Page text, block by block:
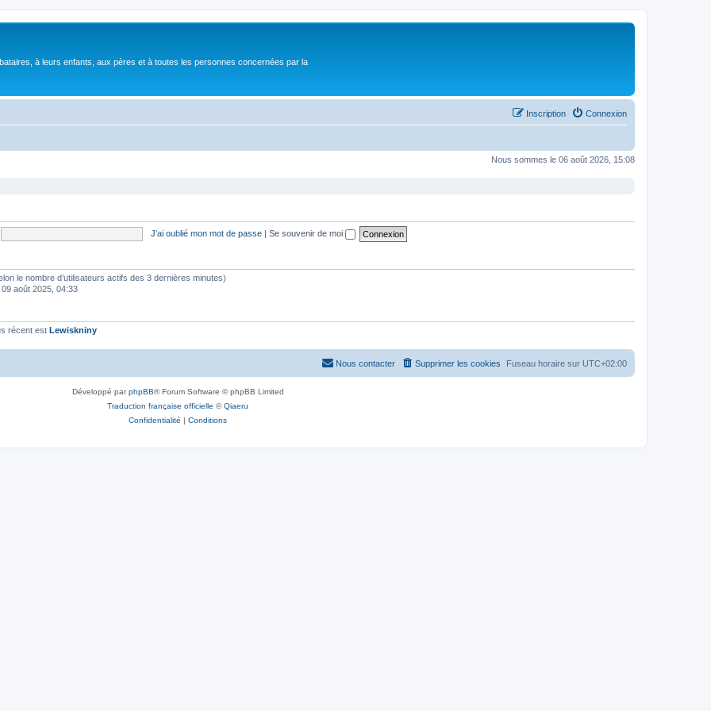
à leurs enfants, aux pères et à toutes les personnes concernées par la
Connexion
Inscription
Nous sommes le 06 août 2026, 15:08
J’ai oublié mon mot de passe | Se souvenir de moi
le nombre d’utilisateurs actifs des 3 dernières minutes)
09 août 2025, 04:33
récent est Lewiskniny
Fuseau horaire sur UTC+02:00
Supprimer les cookies
Nous contacter
Développé parphpBB® Forum Software © phpBB Limited
Traduction française officielle ©Qiaeru
Confidentialité | Conditions